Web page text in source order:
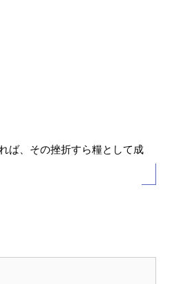
ば、その挫折すら糧として成